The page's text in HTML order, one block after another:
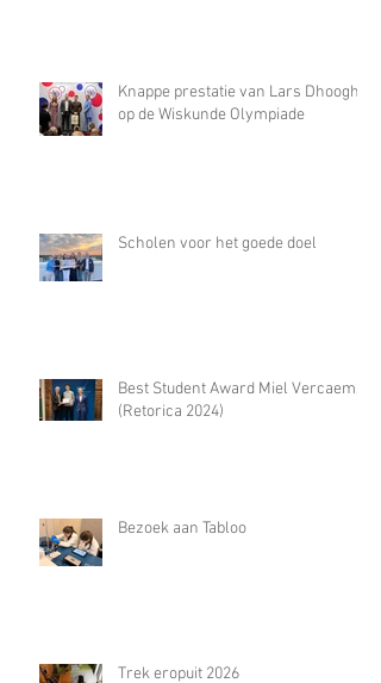
Knappe prestatie van Lars Dhooghe
op de Wiskunde Olympiade
Scholen voor het goede doel
Best Student Award Miel Vercaemst
(Retorica 2024)
Bezoek aan Tabloo
Trek eropuit 2026